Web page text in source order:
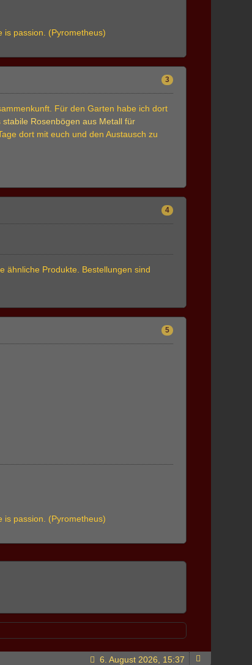
is passion. (Pyrometheus)
3
Für den Garten habe ich dort
stabile Rosenbögen aus Metall für
dort mit euch und den Austausch zu
4
ähnliche Produkte. Bestellungen sind
5
is passion. (Pyrometheus)
6. August 2026, 15:37